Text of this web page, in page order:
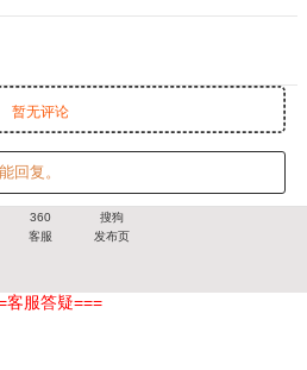
暂无评论
回复。
360
搜狗
客服 发布页
客服答疑===